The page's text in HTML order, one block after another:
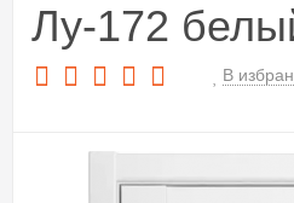
Лу-172
В